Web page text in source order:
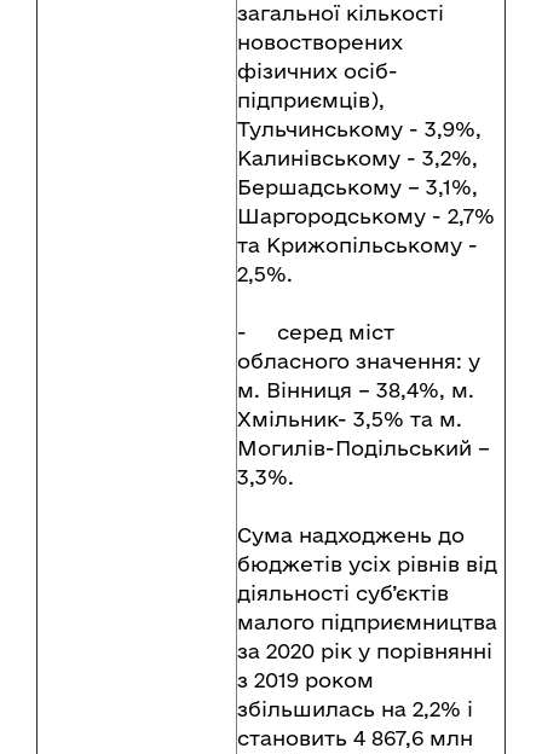
загальної кількості
новостворених
фізичних осіб-
підприємців),
Тульчинському - 3,9%,
Калинівському - 3,2%,
Бершадському – 3,1%,
Шаргородському - 2,7%
та Крижопільському -
2,5%.
- серед міст
обласного значення: у
м. Вінниця – 38,4%, м.
Хмільник- 3,5% та м.
Могилів-Подільський –
3,3%.
Сума надходжень до
бюджетів усіх рівнів від
діяльності суб’єктів
малого підприємництва
за 2020 рік у порівнянні
з 2019 роком
збільшилась на 2,2% і
становить 4 867,6 млн